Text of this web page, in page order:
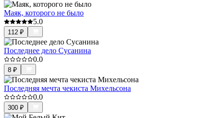
Маяк, которого не было
5.0
112 ₽
Последнее дело Сусанина
0.0
8 ₽
Последняя мечта чекиста Михельсона
0.0
300 ₽